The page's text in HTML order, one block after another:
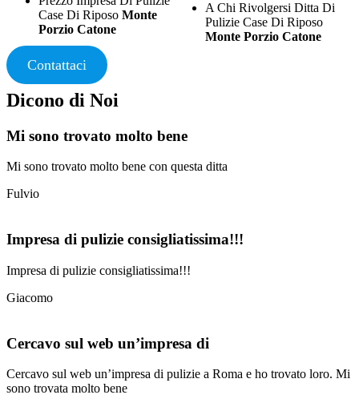
Case Di Riposo Monte
Porzio Catone
A Chi Rivolgersi Ditta Di
Pulizie Case Di Riposo
Monte Porzio Catone
Contattaci
Dicono di Noi
Mi sono trovato molto bene
Mi sono trovato molto bene con questa ditta
Fulvio
Impresa di pulizie consigliatissima!!!
Impresa di pulizie consigliatissima!!!
Giacomo
Cercavo sul web un’impresa di
Cercavo sul web un’impresa di pulizie a Roma e ho trovato loro. Mi
sono trovata molto bene